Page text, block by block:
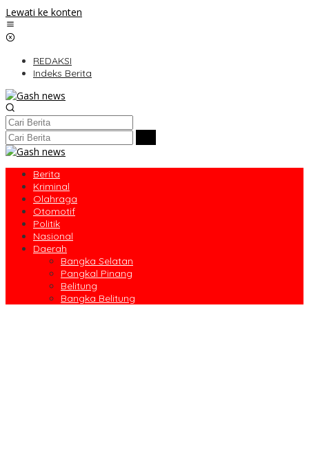
Lewati ke konten
REDAKSI
Indeks Berita
Berita
Kriminal
Olahraga
Otomotif
Politik
Nasional
Daerah
Bangka Selatan
Pangkal Pinang
Belitung
Bangka Belitung